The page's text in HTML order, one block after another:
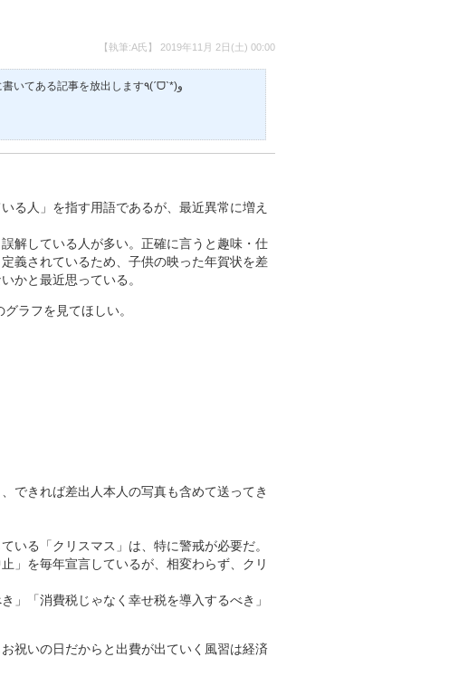
【執筆:A氏】 2019年11月 2日(土) 00:00
しあさんがなかなかとーこーしないので勝手にブログ下書きに書いてある記事を放出します٩(ˊᗜˋ*)و
る人」を指す用語であるが、最近異常に増え
解している人が多い。正確に言うと趣味・仕
義されているため、子供の映った年賀状を差
かと最近思っている。
ラフを見てほしい。
できれば差出人本人の写真も含めて送ってき
る「クリスマス」は、特に警戒が必要だ。
」を毎年宣言しているが、相変わらず、クリ
「消費税じゃなく幸せ税を導入するべき」
祝いの日だからと出費が出ていく風習は経済